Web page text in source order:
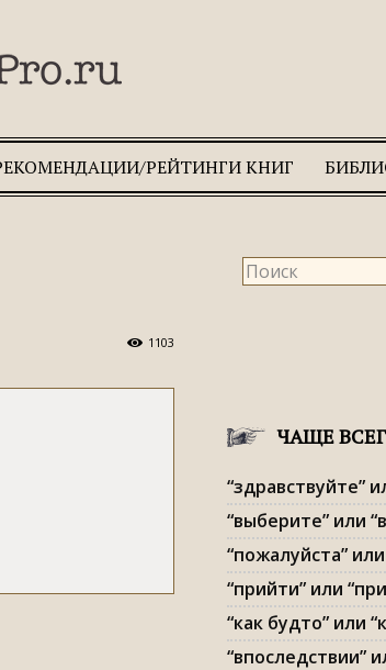
РЕЙТИНГИ КНИГ
1103
ЧАЩЕ
“здравствуйте”
“выберите” или
“пожалуйста”
“прийти” или
“как будто” или
“впоследствии”